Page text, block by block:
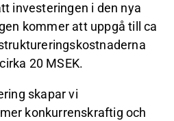
investeringen i den nya
kommer att uppgå till ca
20 MSEK.
skapar vi
konkurrenskraftig och